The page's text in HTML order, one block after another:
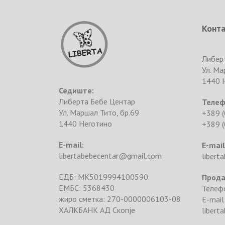
Седиште:
Либерта Бебе Центар
Ул. Маршал Тито, бр.69
1440 Неготино
E-mail:
libertabebecentar@gmail.com
ЕДБ: MK5019994100590
ЕМБС: 5368430
жиро сметка: 270-0000006103-08
ХАЛКБАНК АД Скопје
Ул.
1440
+389
+389
E-
E-